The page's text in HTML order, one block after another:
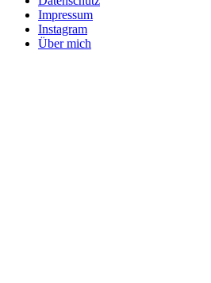
Impressum
Instagram
Über mich